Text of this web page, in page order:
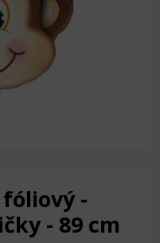
-
- 89 cm